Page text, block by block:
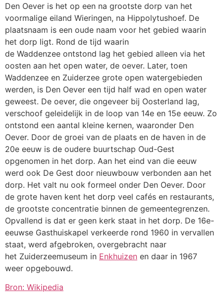
Den Oever is het op een na grootste dorp van het
voormalige eiland Wieringen, na Hippolytushoef. De
plaatsnaam is een oude naam voor het gebied waarin
het dorp ligt. Rond de tijd waarin
de Waddenzee ontstond lag het gebied alleen via het
oosten aan het open water, de oever. Later, toen
Waddenzee en Zuiderzee grote open watergebieden
werden, is Den Oever een tijd half wad en open water
geweest. De oever, die ongeveer bij Oosterland lag,
verschoof geleidelijk in de loop van 14e en 15e eeuw. Zo
ontstond een aantal kleine kernen, waaronder Den
Oever. Door de groei van de plaats en de haven in de
20e eeuw is de oudere buurtschap Oud-Gest
opgenomen in het dorp. Aan het eind van die eeuw
werd ook De Gest door nieuwbouw verbonden aan het
dorp. Het valt nu ook formeel onder Den Oever. Door
de grote haven kent het dorp veel cafés en restaurants,
de grootste concentratie binnen de gemeentegrenzen.
Opvallend is dat er geen kerk staat in het dorp. De 16e-
eeuwse Gasthuiskapel verkeerde rond 1960 in vervallen
staat, werd afgebroken, overgebracht naar
het Zuiderzeemuseum in Enkhuizen en daar in 1967
weer opgebouwd.
Bron: Wikipedia